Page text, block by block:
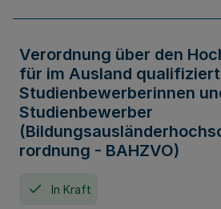
Verordnung über den
für im Ausland
Studienbewerberinnen
Studienbewerber
rordnung - BAHZVO)
In Kraft